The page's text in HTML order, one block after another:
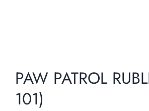
PAW PATROL
101)